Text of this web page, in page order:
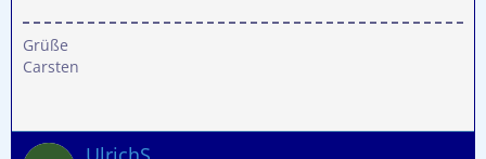
Grüße
Carsten